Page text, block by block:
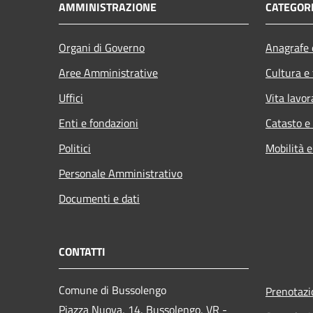
AMMINISTRAZIONE
Organi di Governo
Aree Amministrative
Uffici
Enti e fondazioni
Politici
Personale Amministrativo
Documenti e dati
Cultura
Vita
Catasto
Mobilità
CONTATTI
Comune di Bussolengo
Piazza Nuova, 14, Bussolengo, VR -